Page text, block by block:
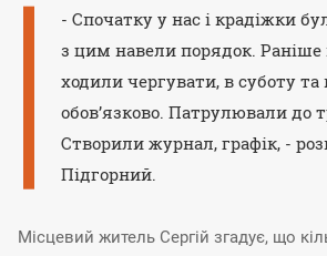
- Спочатку у нас і крадіжки
з цим навели порядок.
ходили чергувати, в суботу та
обов’язково. Патрулювали до
Створили журнал, графік, -
Підгорний.
Місцевий житель Сергій згадує, що